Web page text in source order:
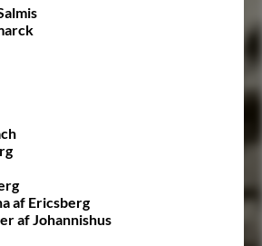
af Ericsberg
af Johannishus